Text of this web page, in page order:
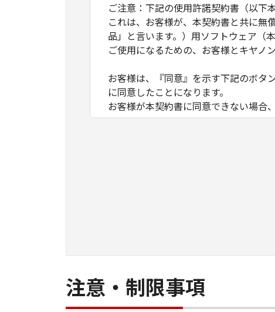
ご注意：下記の使用許諾契約書（以下
これは、お客様が、本契約書と共に無
品」と言います。）用ソフトウェア（
ご使用になるための、お客様とキヤノ
お客様は、『同意』を示す下記のボタ
に同意したことになります。
お客様が本契約書に同意できない場合
数のコンピューター（以下「指定機
ア」をコンピューターの記憶媒体上
は実行することのいずれも含むもの
ネットワークを通じて接続されたコ
ができます。
(3) 上記(1)および(2)に定める場合を
わず、本契約書によってお客様に譲渡
注意・制限事項